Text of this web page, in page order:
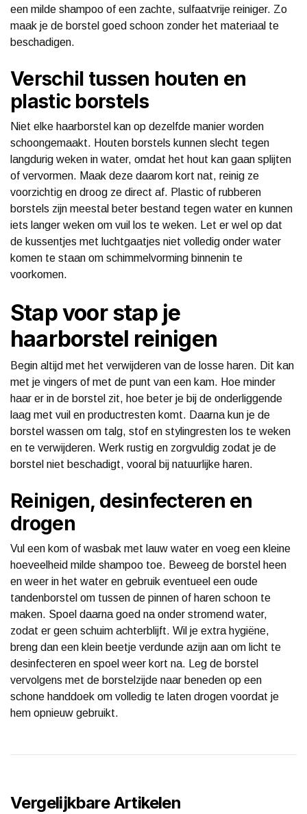
een milde shampoo of een zachte, sulfaatvrije reiniger. Zo
maak je de borstel goed schoon zonder het materiaal te
beschadigen.
Verschil tussen houten en
plastic borstels
Niet elke haarborstel kan op dezelfde manier worden
schoongemaakt. Houten borstels kunnen slecht tegen
langdurig weken in water, omdat het hout kan gaan splijten
of vervormen. Maak deze daarom kort nat, reinig ze
voorzichtig en droog ze direct af. Plastic of rubberen
borstels zijn meestal beter bestand tegen water en kunnen
iets langer weken om vuil los te weken. Let er wel op dat
de kussentjes met luchtgaatjes niet volledig onder water
komen te staan om schimmelvorming binnenin te
voorkomen.
Stap voor stap je
haarborstel reinigen
Begin altijd met het verwijderen van de losse haren. Dit kan
met je vingers of met de punt van een kam. Hoe minder
haar er in de borstel zit, hoe beter je bij de onderliggende
laag met vuil en productresten komt. Daarna kun je de
borstel wassen om talg, stof en stylingresten los te weken
en te verwijderen. Werk rustig en zorgvuldig zodat je de
borstel niet beschadigt, vooral bij natuurlijke haren.
Reinigen, desinfecteren en
drogen
Vul een kom of wasbak met lauw water en voeg een kleine
hoeveelheid milde shampoo toe. Beweeg de borstel heen
en weer in het water en gebruik eventueel een oude
tandenborstel om tussen de pinnen of haren schoon te
maken. Spoel daarna goed na onder stromend water,
zodat er geen schuim achterblijft. Wil je extra hygiëne,
breng dan een klein beetje verdunde azijn aan om licht te
desinfecteren en spoel weer kort na. Leg de borstel
vervolgens met de borstelzijde naar beneden op een
schone handdoek om volledig te laten drogen voordat je
hem opnieuw gebruikt.
Vergelijkbare Artikelen